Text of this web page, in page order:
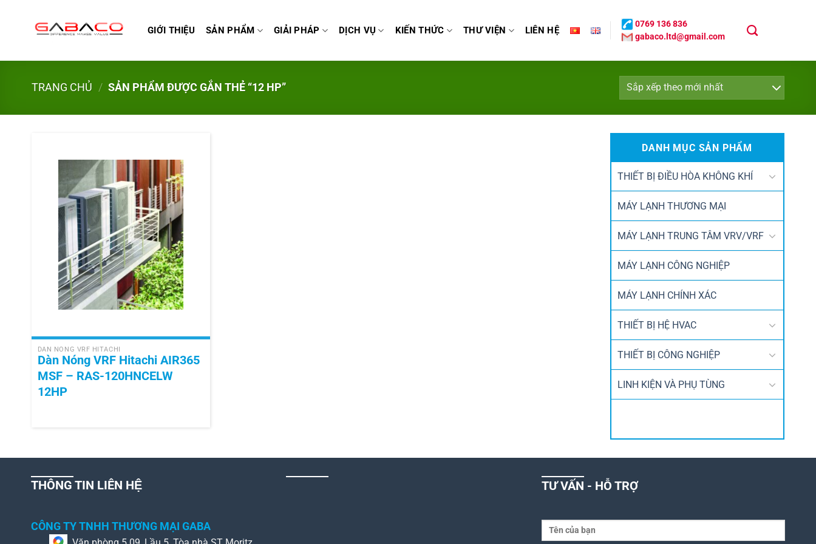
GIỚI THIỆU SẢN PHẨM GIẢI PHÁP DỊCH VỤ KIẾN THỨC THƯ VIỆN LIÊN HỆ
gabaco.ltd@gmail.com
0769 136 836
TRANG CHỦ / SẢN PHẨM ĐƯỢC GẮN THẺ “12 HP”
DÀN NÓNG VRF HITACHI
Dàn Nóng VRF Hitachi AIR365
MSF – RAS-120HNCELW
12HP
DANH MỤC SẢN PHẨM
THIẾT BỊ ĐIỀU HÒA KHÔNG KHÍ
MÁY LẠNH THƯƠNG MẠI
MÁY LẠNH TRUNG TÂM VRV/VRF
MÁY LẠNH CÔNG NGHIỆP
MÁY LẠNH CHÍNH XÁC
THIẾT BỊ HỆ HVAC
THIẾT BỊ CÔNG NGHIỆP
LINH KIỆN VÀ PHỤ TÙNG
THÔNG TIN LIÊN HỆ
CÔNG TY TNHH THƯƠNG MẠI GABA
TƯ VẤN - HỖ TRỢ